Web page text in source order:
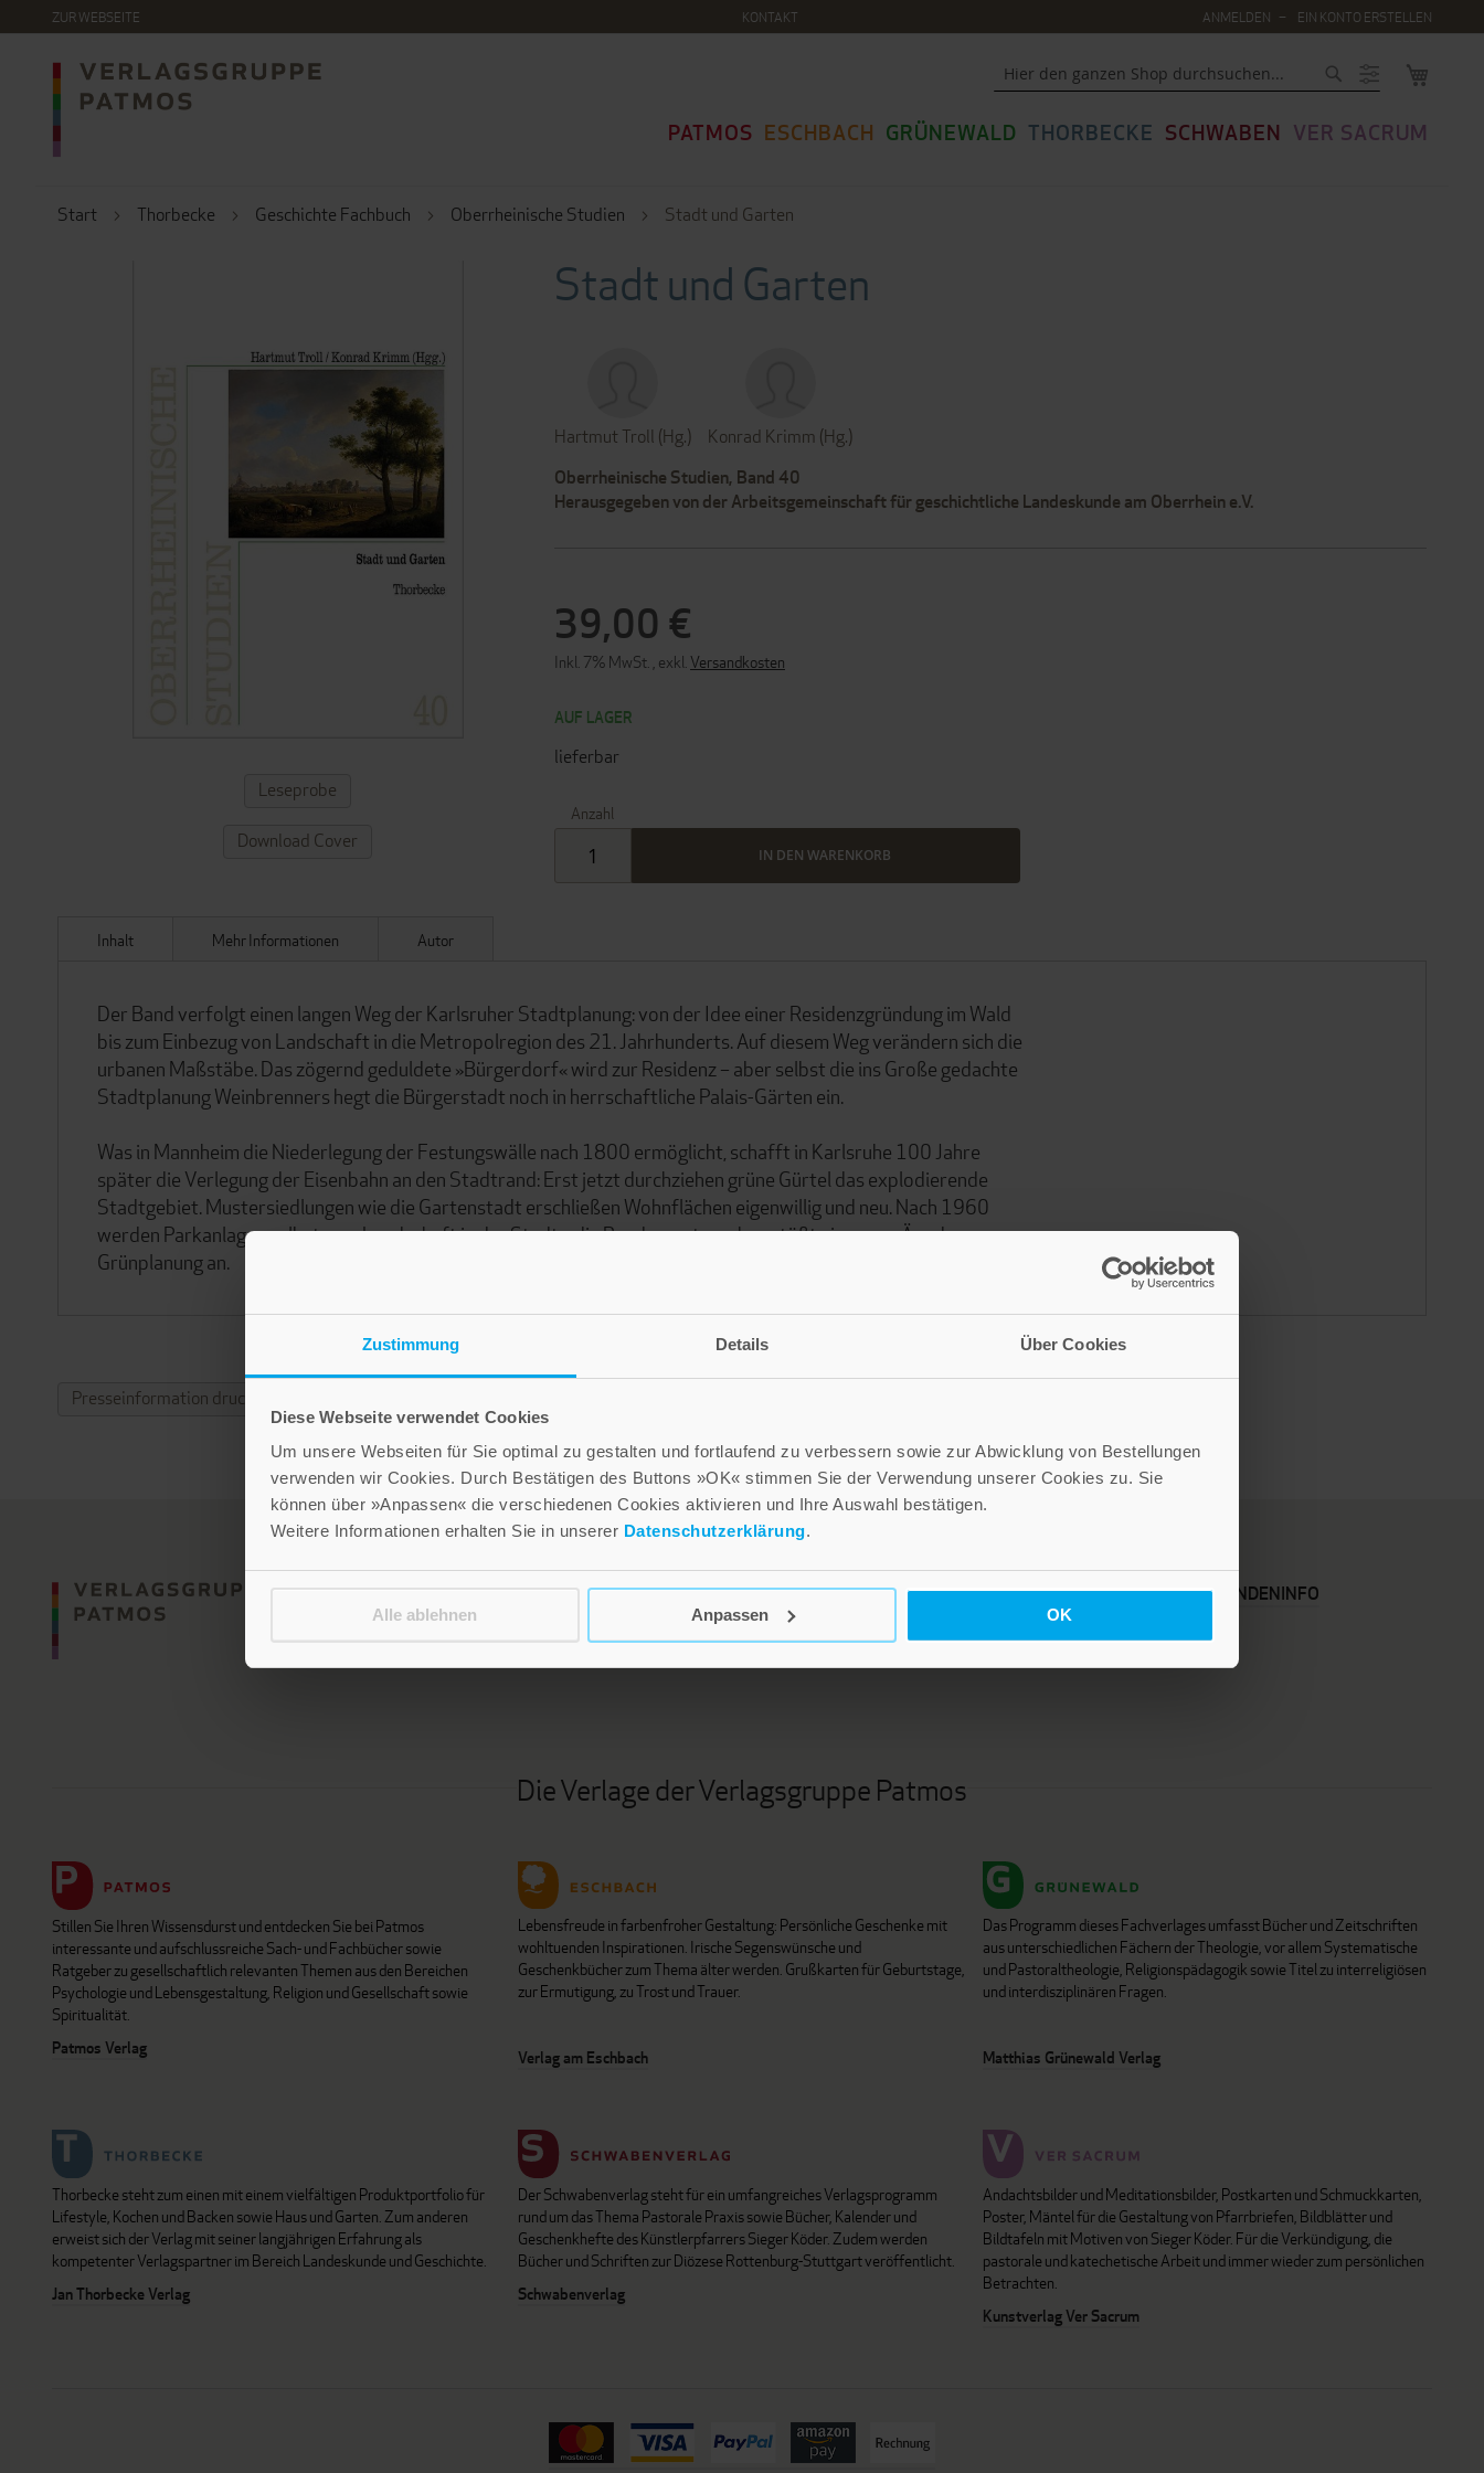
Zustimmung Details Über Cookies
Diese Webseite verwendet Cookies
Um unsere Webseiten für Sie optimal zu gestalten und fortlaufend zu verbessern sowie zur Abwicklung von Bestellungen
verwenden wir Cookies. Durch Bestätigen des Buttons »OK« stimmen Sie der Verwendung unserer Cookies zu. Sie
können über »Anpassen« die verschiedenen Cookies aktivieren und Ihre Auswahl bestätigen.
Weitere Informationen erhalten Sie in unserer Datenschutzerklärung.
Alle ablehnen Anpassen OK
ZUR WEBSEITE KONTAKT
DIREKT
INHALT
ANMELDEN EIN KONTO ERSTELLEN
PATMOS ESCHBACH GRÜNEWALD THORBECKE SCHWABEN VER SACRUM
Start Thorbecke Geschichte Fachbuch Oberrheinische Studien Stadt und Garten
Stadt und Garten
Hartmut Troll (Hg.)
Konrad Krimm (Hg.)
Oberrheinische Studien, Band 40
Herausgegeben von der Arbeitsgemeinschaft für geschichtliche Landeskunde am Oberrhein e.V.
39,00 €
Inkl. 7% MwSt. , exkl. Versandkosten
AUF LAGER
lieferbar
Anzahl
IN DEN WARENKORB
ZUM
ANFANG
BILDERGALERIE
Leseprobe
Download Cover
Inhalt
Der Band verfolgt einen langen Weg der Karlsruher Stadtplanung: von der Idee einer Residenzgründung im Wald
bis zum Einbezug von Landschaft in die Metropolregion des 21. Jahrhunderts. Auf diesem Weg verändern sich die
urbanen Maßstäbe. Das zögernd geduldete »Bürgerdorf« wird zur Residenz – aber selbst die ins Große gedachte
Stadtplanung Weinbrenners hegt die Bürgerstadt noch in herrschaftliche Palais-Gärten ein.
Was in Mannheim die Niederlegung der Festungswälle nach 1800 ermöglicht, schafft in Karlsruhe 100 Jahre
später die Verlegung der Eisenbahn an den Stadtrand: Erst jetzt durchziehen grüne Gürtel das explodierende
Stadtgebiet. Mustersiedlungen wie die Gartenstadt erschließen Wohnflächen eigenwillig und neu. Nach 1960
werden Parkanlagen selbst zur »Landschaft in der Stadt«; die Bundesgartenschau stößt eine neue Ära der
Grünplanung an.
Mehr Informationen Autor
Presseinformation drucken
LEBE GUT MAGAZIN NEWSLETTER KARRIERE KUNDENINFO
Die Verlage der Verlagsgruppe Patmos
Stillen Sie Ihren Wissensdurst und entdecken Sie bei Patmos
interessante und aufschlussreiche Sach- und Fachbücher sowie
Ratgeber zu gesellschaftlich relevanten Themen aus den Bereichen
Psychologie und Lebensgestaltung, Religion und Gesellschaft sowie
Spiritualität.
Patmos Verlag
Lebensfreude in farbenfroher Gestaltung: Persönliche Geschenke mit
wohltuenden Inspirationen. Irische Segenswünsche und
Geschenkbücher zum Thema älter werden. Grußkarten für Geburtstage,
zur Ermutigung, zu Trost und Trauer.
Verlag am Eschbach
Das Programm dieses Fachverlages umfasst Bücher und Zeitschriften
aus unterschiedlichen Fächern der Theologie, vor allem Systematische
und Pastoraltheologie, Religionspädagogik sowie Titel zu interreligiösen
und interdisziplinären Fragen.
Matthias Grünewald Verlag
Thorbecke steht zum einen mit einem vielfältigen Produktportfolio für
Lifestyle, Kochen und Backen sowie Haus und Garten. Zum anderen
erweist sich der Verlag mit seiner langjährigen Erfahrung als
kompetenter Verlagspartner im Bereich Landeskunde und Geschichte.
Jan Thorbecke Verlag
Der Schwabenverlag steht für ein umfangreiches Verlagsprogramm
rund um das Thema Pastorale Praxis sowie Bücher, Kalender und
Geschenkhefte des Künstlerpfarrers Sieger Köder. Zudem werden
Bücher und Schriften zur Diözese Rottenburg-Stuttgart veröffentlicht.
Schwabenverlag
Andachtsbilder und Meditationsbilder, Postkarten und Schmuckkarten,
Poster, Mäntel für die Gestaltung von Pfarrbriefen, Bildblätter und
Bildtafeln mit Motiven von Sieger Köder. Für die Verkündigung, die
pastorale und katechetische Arbeit und immer wieder zum persönlichen
Betrachten.
Kunstverlag Ver Sacrum